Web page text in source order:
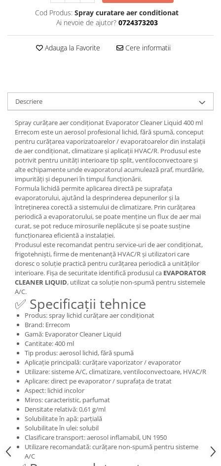
Cod Produs: Spray curatare aer conditionat
Ai nevoie de ajutor? 0724373203
Adauga la Favorite Cere informatii
Descriere
Spray curățare aer condiționat Evaporator Cleaner Liquid 400 ml
Errecom este un aerosol profesional lichid, fără spumă, conceput
pentru curățarea vaporizatoarelor / evaporatoarelor din instalații
de aer condiționat, climatizare și aplicații HVAC/R. Produsul este
potrivit pentru unități interioare tip split, ventiloconvectoare și
alte echipamente unde evaporatorul acumulează praf, murdărie,
impurități și depuneri în timpul funcționării.
Formula lichidă permite aplicarea directă pe suprafața
evaporatorului, ajutând la desprinderea depunerilor și la
întreținerea corectă a sistemului de climatizare. Prin curățarea
periodică a evaporatorului, se poate menține un flux de aer mai
curat, se pot reduce mirosurile neplăcute și se poate susține
funcționarea eficientă a instalației.
Produsul este recomandat pentru service-uri de aer condiționat,
frigotehniști, firme de mentenanță HVAC/R și utilizatori care
doresc o soluție practică pentru curățarea periodică a unităților
interioare. Fișa de securitate identifică produsul ca EVAPORATOR
CLEANER LIQUID, utilizat ca soluție non-spumă pentru sistemele
A/C.
✅ Specificații tehnice
Produs: spray lichid curățare aer condiționat
Brand: Errecom
Gamă: Evaporator Cleaner Liquid
Cantitate: 400 ml
Tip produs: aerosol lichid, fără spumă
Aplicație principală: curățare vaporizator / evaporator
Utilizare: sisteme A/C, climatizare, ventiloconvectoare, HVAC/R
Aplicare: direct pe evaporator / suprafața de tratat
Aspect: lichid incolor
Miros: caracteristic, parfumat
Densitate relativă: 0,61 g/ml
Solubilitate în apă: parțială
Solubilitate în ulei: solubil
Clasificare transport: aerosol inflamabil, UN 1950
Utilizare recomandată: curățare non-spumă pentru sisteme
A/C